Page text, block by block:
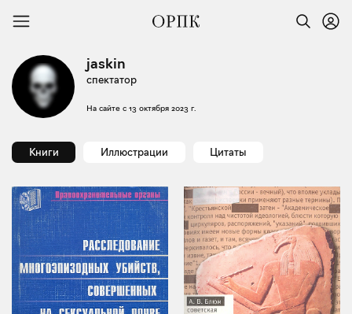
jaskin
спектатор
На сайте с 13 октября 2023 г.
Книги Иллюстрации Цитаты